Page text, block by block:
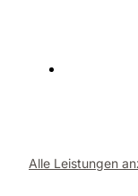
Alle Leistungen